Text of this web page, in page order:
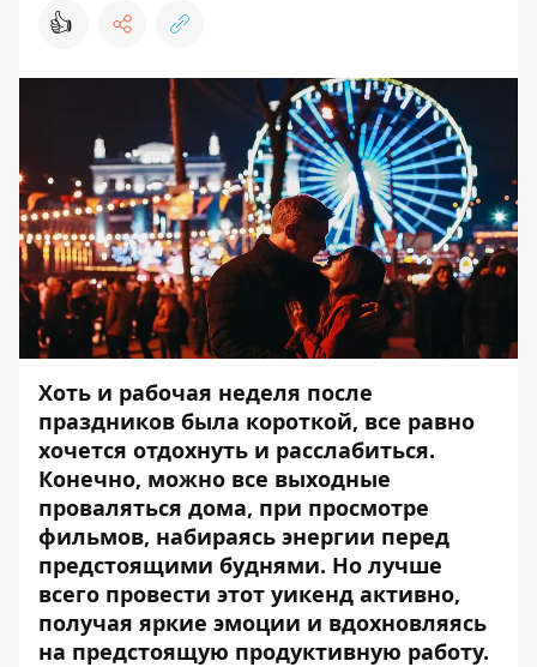
👍
Хоть и рабочая неделя после
праздников была короткой, все равно
хочется отдохнуть и расслабиться.
Конечно, можно все выходные
проваляться дома, при просмотре
фильмов, набираясь энергии перед
предстоящими буднями. Но лучше
всего провести этот уикенд активно,
получая яркие эмоции и вдохновляясь
на предстоящую продуктивную работу.